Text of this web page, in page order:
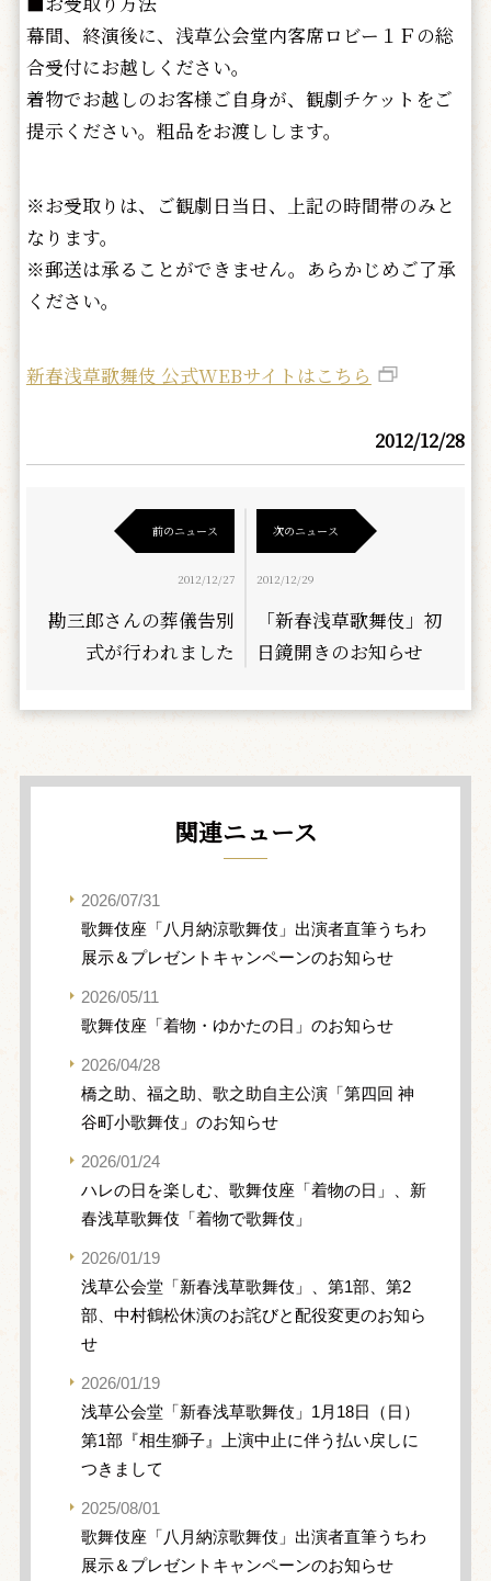
幕間、終演後に、浅草公会堂内客席ロビー１Ｆの総
合受付にお越しください。
着物でお越しのお客様ご自身が、観劇チケットをご
提示ください。粗品をお渡しします。
※お受取りは、ご観劇日当日、上記の時間帯のみと
なります。
※郵送は承ることができません。あらかじめご了承
ください。
新春浅草歌舞伎 公式WEBサイトはこちら
2012/12/28
前のニュース
2012/12/27
勘三郎さんの葬儀告別
式が行われました
次のニュース
2012/12/29
「新春浅草歌舞伎」初
日鏡開きのお知らせ
関連ニュース
2026/07/31
歌舞伎座「八月納涼歌舞伎」出演者直筆うちわ
展示＆プレゼントキャンペーンのお知らせ
2026/05/11
歌舞伎座「着物・ゆかたの日」のお知らせ
2026/04/28
橋之助、福之助、歌之助自主公演「第四回 神
谷町小歌舞伎」のお知らせ
2026/01/24
ハレの日を楽しむ、歌舞伎座「着物の日」、新
春浅草歌舞伎「着物で歌舞伎」
2026/01/19
浅草公会堂「新春浅草歌舞伎」、第1部、第2
部、中村鶴松休演のお詫びと配役変更のお知ら
せ
2026/01/19
浅草公会堂「新春浅草歌舞伎」1月18日（日）
第1部『相生獅子』上演中止に伴う払い戻しに
つきまして
2025/08/01
歌舞伎座「八月納涼歌舞伎」出演者直筆うちわ
展示＆プレゼントキャンペーンのお知らせ